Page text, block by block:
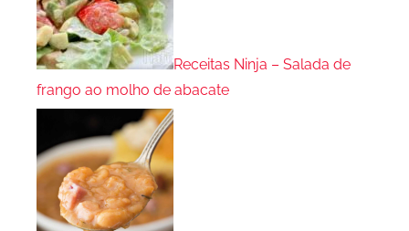
Receitas Ninja – Salada de
frango ao molho de abacate